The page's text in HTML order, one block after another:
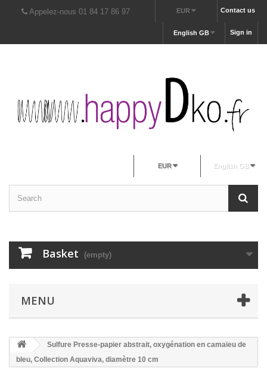
Contact us
EUR
Appelez-nous 01 84 17 86 97
Sign in
English GB
English GB
EUR
Basket (empty)
MENU
Sulfure Presse-papier abstrait, oxygénation en camaïeu de
bleu, Collection Aquaviva, diamètre 10 cm